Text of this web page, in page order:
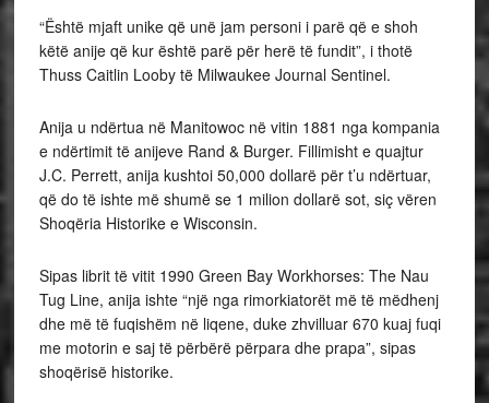
“Është mjaft unike që unë jam personi i parë që e shoh
këtë anije që kur është parë për herë të fundit”, i thotë
Thuss Caitlin Looby të Milwaukee Journal Sentinel.
Anija u ndërtua në Manitowoc në vitin 1881 nga kompania
e ndërtimit të anijeve Rand & Burger. Fillimisht e quajtur
J.C. Perrett, anija kushtoi 50,000 dollarë për t’u ndërtuar,
që do të ishte më shumë se 1 milion dollarë sot, siç vëren
Shoqëria Historike e Wisconsin.
Sipas librit të vitit 1990 Green Bay Workhorses: The Nau
Tug Line, anija ishte “një nga rimorkiatorët më të mëdhenj
dhe më të fuqishëm në liqene, duke zhvilluar 670 kuaj fuqi
me motorin e saj të përbërë përpara dhe prapa”, sipas
shoqërisë historike.